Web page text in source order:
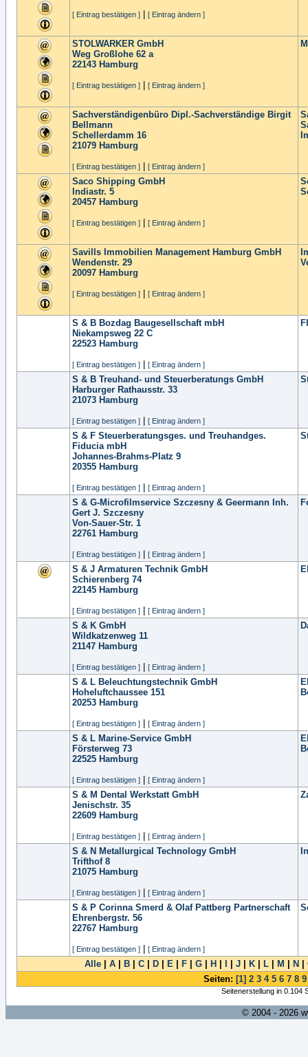
[ Eintrag bestätigen ] [ Eintrag ändern ]
STOLWARKER GmbH
Weg Großlohe 62 a
22143 Hamburg
[ Eintrag bestätigen ] [ Eintrag ändern ]
Sachverständigenbüro Dipl.-Sachverständige Birgit
Bellmann
Schellerdamm 16
21079 Hamburg
[ Eintrag bestätigen ] [ Eintrag ändern ]
Saco Shipping GmbH
Indiastr. 5
20457 Hamburg
[ Eintrag bestätigen ] [ Eintrag ändern ]
Savills Immobilien Management Hamburg GmbH
Wendenstr. 29
20097 Hamburg
[ Eintrag bestätigen ] [ Eintrag ändern ]
S & B Bozdag Baugesellschaft mbH
Niekampsweg 22 C
22523 Hamburg
[ Eintrag bestätigen ] [ Eintrag ändern ]
S & B Treuhand- und Steuerberatungs GmbH
Harburger Rathausstr. 33
21073 Hamburg
[ Eintrag bestätigen ] [ Eintrag ändern ]
S & F Steuerberatungsges. und Treuhandges.
Fiducia mbH
Johannes-Brahms-Platz 9
20355 Hamburg
[ Eintrag bestätigen ] [ Eintrag ändern ]
S & G-Microfilmservice Szczesny & Geermann Inh.
Gert J. Szczesny
Von-Sauer-Str. 1
22761 Hamburg
[ Eintrag bestätigen ] [ Eintrag ändern ]
S & J Armaturen Technik GmbH
Schierenberg 74
22145 Hamburg
[ Eintrag bestätigen ] [ Eintrag ändern ]
S & K GmbH
Wildkatzenweg 11
21147 Hamburg
[ Eintrag bestätigen ] [ Eintrag ändern ]
S & L Beleuchtungstechnik GmbH
Hoheluftchaussee 151
20253 Hamburg
[ Eintrag bestätigen ] [ Eintrag ändern ]
S & L Marine-Service GmbH
Försterweg 73
22525 Hamburg
[ Eintrag bestätigen ] [ Eintrag ändern ]
S & M Dental Werkstatt GmbH
Jenischstr. 35
22609 Hamburg
[ Eintrag bestätigen ] [ Eintrag ändern ]
S & N Metallurgical Technology GmbH
Trifthof 8
21075 Hamburg
[ Eintrag bestätigen ] [ Eintrag ändern ]
S & P Corinna Smerd & Olaf Pattberg Partnerschaft
Ehrenbergstr. 56
22767 Hamburg
[ Eintrag bestätigen ] [ Eintrag ändern ]
Alle A B C D E F G H J K L M N
Seiten: [1] 2 3 4 5 6 7 8 9
Seitenerstellung in 0.104
© 2004 - 2026